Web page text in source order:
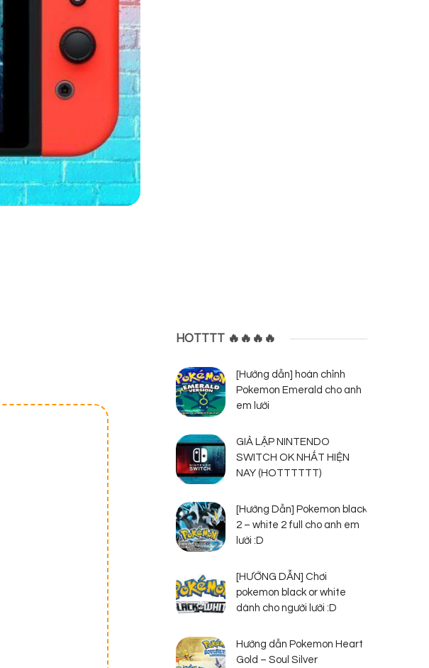
HOTTTT 🔥🔥🔥🔥
[Hướng dẫn] hoàn chỉnh
Pokemon Emerald cho anh
em lười
GIẢ LẬP NINTENDO
SWITCH OK NHẤT HIỆN
NAY (HOTTTTTT)
[Hướng Dẫn] Pokemon black
2 – white 2 full cho anh em
lười :D
[HƯỚNG DẪN] Chơi
pokemon black or white
dành cho người lười :D
Hướng dẫn Pokemon Heart
Gold – Soul Silver